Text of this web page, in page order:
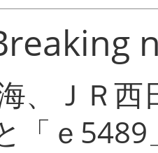
、ＪＲ
「ｅ